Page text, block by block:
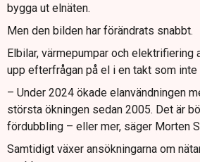
bygga ut elnäten.
Men den bilden har förändrats snabbt.
Elbilar, värmepumpar och elektrifiering
upp efterfrågan på el i en takt som
– Under 2024 ökade elanvändningen
största ökningen sedan 2005. Det är
fördubbling – eller mer, säger Morten
Samtidigt växer ansökningarna om